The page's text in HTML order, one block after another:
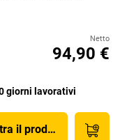
Netto
94,90 €
giorni lavorativi
il prodotto